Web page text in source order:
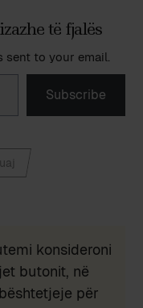
të fjalës
to your email.
Subscribe
konsideroni
butonit, në
për